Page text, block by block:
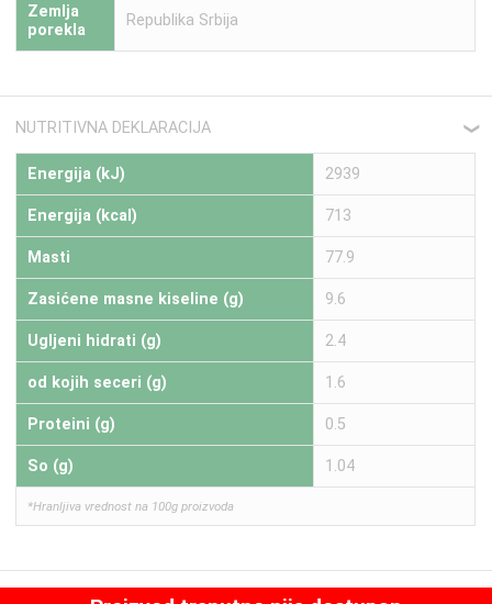
Zemlja
porekla
Republika Srbija
NUTRITIVNA DEKLARACIJA ❮
Energija (kJ) 2939
Energija (kcal) 713
Masti 77.9
Zasićene masne kiseline (g) 9.6
Ugljeni hidrati (g) 2.4
od kojih seceri (g) 1.6
Proteini (g) 0.5
So (g) 1.04
*Hranljiva vrednost na 100g proizvoda